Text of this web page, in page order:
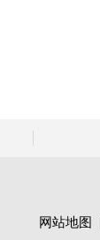
网站地图